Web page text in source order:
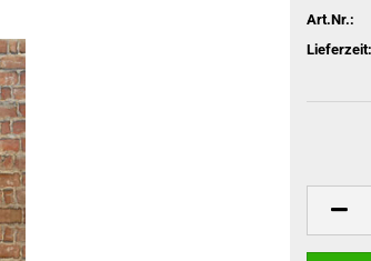
Art.Nr.:
Lieferzeit: